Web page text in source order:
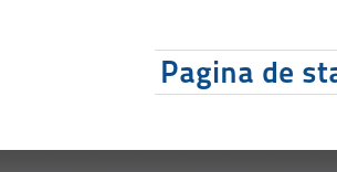
Pagina de